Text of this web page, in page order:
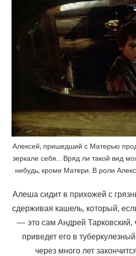
Алексей, пришедший с Матерью
зеркале себя… Вряд ли такой вид
нибудь, кроме Матери. В роли
Алеша сидит в прихожей с
сдерживая кашель, который,
— это сам Андрей Тарковский,
приведет его в
через много лет